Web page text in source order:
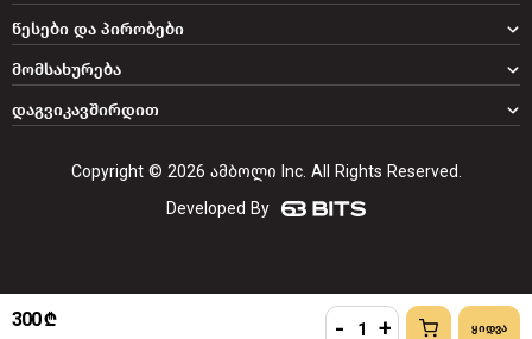
300 ₾ - +
დაგვიკავშირდით
წესები და პირობები
მომსახურება
Copyright © 2026 ამბოლი Inc. All Rights Reserved.
Developed By